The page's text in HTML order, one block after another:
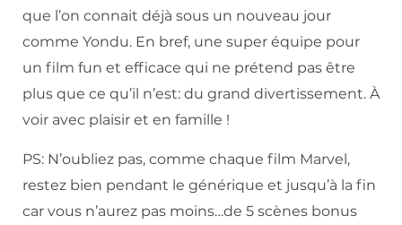
que l’on connait déjà sous un nouveau jour
comme Yondu. En bref, une super équipe pour
un film fun et efficace qui ne prétend pas être
plus que ce qu’il n’est: du grand divertissement. À
voir avec plaisir et en famille !
PS: N’oubliez pas, comme chaque film Marvel,
restez bien pendant le générique et jusqu’à la fin
car vous n’aurez pas moins…de 5 scènes bonus